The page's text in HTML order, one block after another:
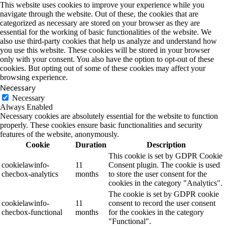
This website uses cookies to improve your experience while you
navigate through the website. Out of these, the cookies that are
categorized as necessary are stored on your browser as they are
essential for the working of basic functionalities of the website. We
also use third-party cookies that help us analyze and understand how
you use this website. These cookies will be stored in your browser
only with your consent. You also have the option to opt-out of these
cookies. But opting out of some of these cookies may affect your
browsing experience.
Necessary
Necessary
Always Enabled
Necessary cookies are absolutely essential for the website to function
properly. These cookies ensure basic functionalities and security
features of the website, anonymously.
Cookie
Duration Description
cookielawinfo-
checbox-analytics
11
months
This cookie is set by GDPR Cookie
Consent plugin. The cookie is used
to store the user consent for the
cookies in the category "Analytics".
cookielawinfo-
checbox-functional
11
months
The cookie is set by GDPR cookie
consent to record the user consent
for the cookies in the category
"Functional".